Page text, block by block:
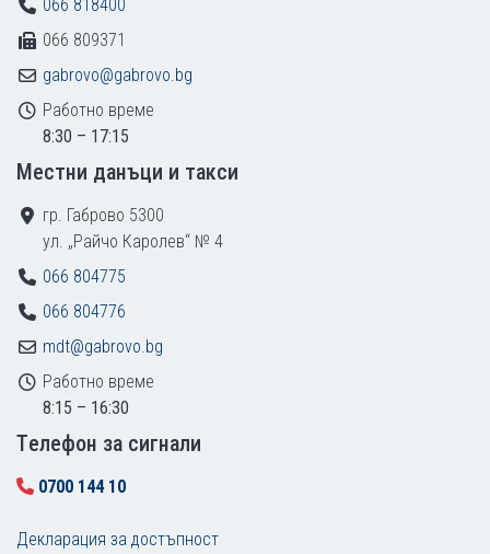
066 818400
066 809371
gabrovo@gabrovo.bg
Работно време
8:30 – 17:15
Местни данъци и такси
гр. Габрово 5300
ул. „Райчо Каролев“ № 4
066 804775
066 804776
mdt@gabrovo.bg
Работно време
8:15 – 16:30
Tелефон за сигнали
0700 144 10
Декларация за достъпност